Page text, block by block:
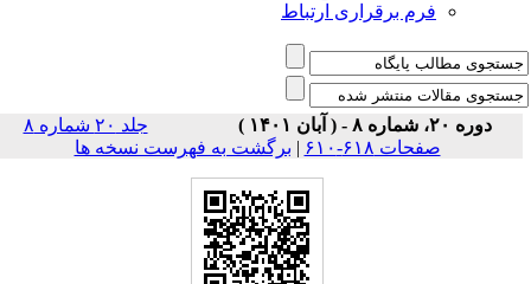
فرم برقراری ارتباط
دوره ۲۰، شماره ۸ - ( آبان ۱۴۰۱ )
جلد ۲۰ شماره ۸
صفحات ۶۱۸-۶۱۰
| برگشت به فهرست نسخه ها